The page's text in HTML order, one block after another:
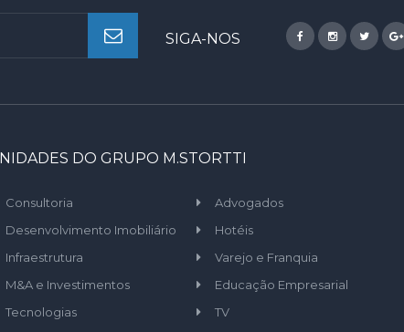
SIGA-NOS
DO GRUPO M.STORTTI
Consultoria
Advogados
Desenvolvimento Imobiliário
Hotéis
Infraestrutura
Varejo e Franquia
M&A e Investimentos
Educação Empresarial
Tecnologias
TV